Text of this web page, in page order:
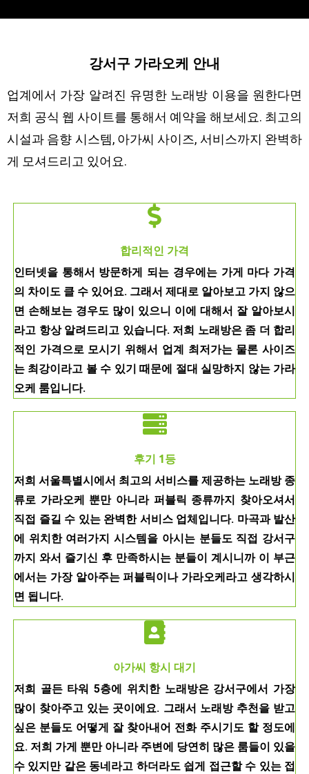
강서구 가라오케 안내
업계에서 가장 알려진 유명한 노래방 이용을 원한다면
저희 공식 웹 사이트를 통해서 예약을 해보세요. 최고의
시설과 음향 시스템, 아가씨 사이즈, 서비스까지 완벽하
게 모셔드리고 있어요.
합리적인 가격
인터넷을 통해서 방문하게 되는 경우에는 가게 마다 가격
의 차이도 클 수 있어요. 그래서 제대로 알아보고 가지 않으
면 손해보는 경우도 많이 있으니 이에 대해서 잘 알아보시
라고 항상 알려드리고 있습니다. 저희 노래방은 좀 더 합리
적인 가격으로 모시기 위해서 업계 최저가는 물론 사이즈
는 최강이라고 볼 수 있기 때문에 절대 실망하지 않는 가라
오케 룸입니다.
후기 1등
저희 서울특별시에서 최고의 서비스를 제공하는 노래방 종
류로 가라오케 뿐만 아니라 퍼블릭 종류까지 찾아오셔서
직접 즐길 수 있는 완벽한 서비스 업체입니다. 마곡과 발산
에 위치한 여러가지 시스템을 아시는 분들도 직접 강서구
까지 와서 즐기신 후 만족하시는 분들이 계시니까 이 부근
에서는 가장 알아주는 퍼블릭이나 가라오케라고 생각하시
면 됩니다.
아가씨 항시 대기
저희 골든 타워 5층에 위치한 노래방은 강서구에서 가장
많이 찾아주고 있는 곳이에요. 그래서 노래방 추천을 받고
싶은 분들도 어떻게 잘 찾아내어 전화 주시기도 할 정도에
요. 저희 가게 뿐만 아니라 주변에 당연히 많은 룸들이 있을
수 있지만 같은 동네라고 하더라도 쉽게 접근할 수 있는 접